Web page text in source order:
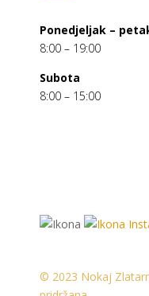
Ponedjeljak –
8:00 – 19:00
Subota
8:00 – 15:00
© 2023 Nokaj